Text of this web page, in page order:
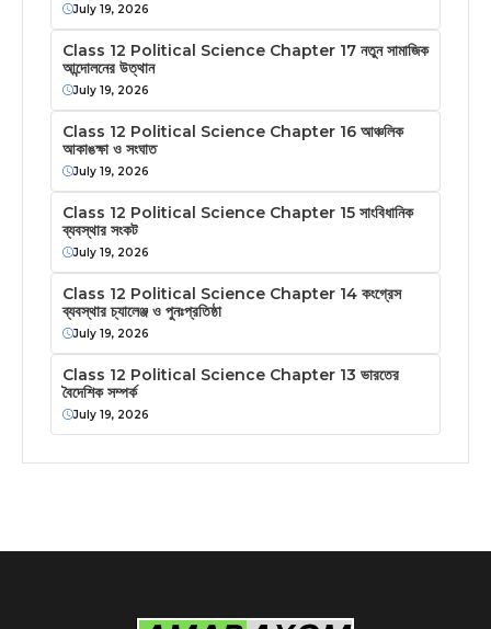
July 19, 2026
Class 12 Political Science Chapter 17 নতুন সামাজিক
আন্দোলনের উত্থান
July 19, 2026
Class 12 Political Science Chapter 16 আঞ্চলিক
আকাঙক্ষা ও সংঘাত
July 19, 2026
Class 12 Political Science Chapter 15 সাংবিধানিক
ব্যবস্থার সংকট
July 19, 2026
Class 12 Political Science Chapter 14 কংগ্রেস
ব্যবস্থার চ্যালেঞ্জ ও পুনঃপ্রতিষ্ঠা
July 19, 2026
Class 12 Political Science Chapter 13 ভারতের
বৈদেশিক সম্পর্ক
July 19, 2026